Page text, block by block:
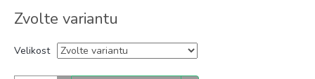
cena:
Zvolte variantu
Velikost